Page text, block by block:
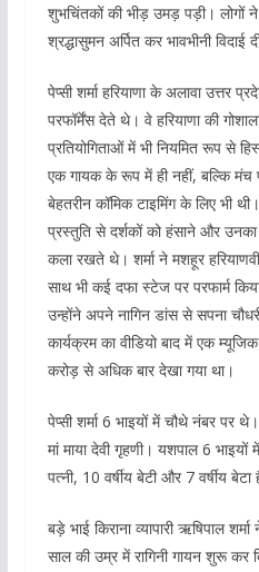
शुभचिंतकों की भीड़ उमड़ पड़ी। लोगों
श्रद्धासुमन अर्पित कर भावभीनी विदाई
पेप्सी शर्मा हरियाणा के अलावा उत्तर
परफॉर्मेंस देते थे। वे हरियाणा की
प्रतियोगिताओं में भी नियमित रूप से
एक गायक के रूप में ही नहीं, बल्कि
बेहतरीन कॉमिक टाइमिंग के लिए भी
प्रस्तुति से दर्शकों को हंसाने और
कला रखते थे। शर्मा ने मशहूर
साथ भी कई दफा स्टेज पर परफार्म
उन्होंने अपने नागिन डांस से सपना
कार्यक्रम का वीडियो बाद में एक
करोड़ से अधिक बार देखा गया था।
पेप्सी शर्मा 6 भाइयों में चौथे नंबर पर
मां माया देवी गृहणी। यशपाल 6
पत्नी, 10 वर्षीय बेटी और 7 वर्षीय बेटा
बड़े भाई किराना व्यापारी ऋषिपाल
साल की उम्र में रागिनी गायन शुरू कर